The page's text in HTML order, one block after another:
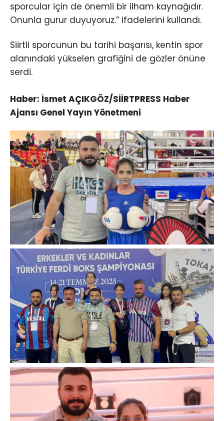
sporcular için de önemli bir ilham kaynağıdır.
Onunla gurur duyuyoruz.” ifadelerini kullandı.
Siirtli sporcunun bu tarihi başarısı, kentin spor
alanındaki yükselen grafiğini de gözler önüne
serdi.
Haber: İsmet AÇIKGÖZ/SİİRTPRESS Haber
Ajansı Genel Yayın Yönetmeni